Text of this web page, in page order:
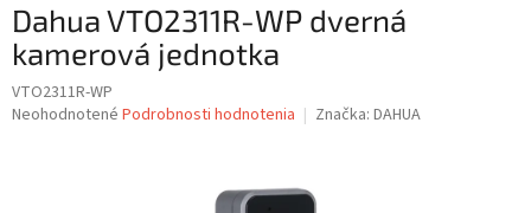
Dahua VTO2311R-WP dverná
kamerová jednotka
VTO2311R-WP
Priemerné
Neohodnotené Podrobnosti hodnotenia Značka: DAHUA